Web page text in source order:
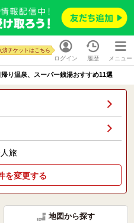
ログイン
済チケットはこちら
履歴 メニュー
り温泉、スーパー銭湯おすすめ11選
旅
を変更する
地図から探す